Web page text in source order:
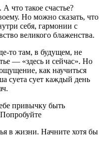
что такое счастье?
Но можно сказать, что
себя, гармонии с
великого блаженства.
то там, в будущем, не
— «здесь и сейчас». Но
как научиться
суета сует каждый день
привычку быть
в жизни. Начните хотя бы